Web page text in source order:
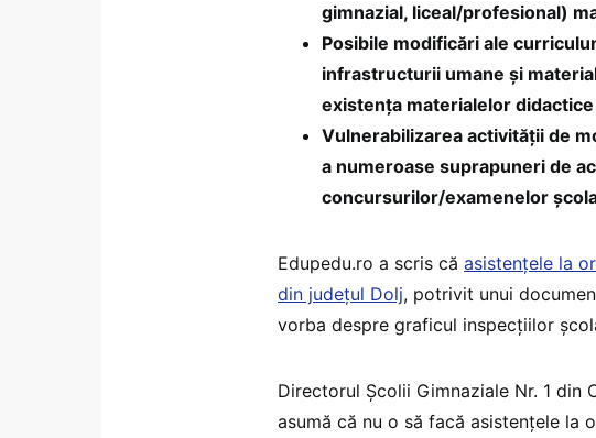
gimnazial, liceal/profesional)
Posibile modificări ale
infrastructurii umane şi
existenţa materialelor
Vulnerabilizarea activității de
a numeroase suprapuneri de
concursurilor/examenelor
Edupedu.ro a scris că asistențele la
din județul Dolj, potrivit unui
vorba despre graficul inspecțiilor
Directorul Școlii Gimnaziale Nr. 1 din
asumă că nu o să facă asistențele la